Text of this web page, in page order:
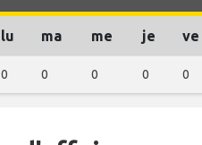
lu ma me je ve
0 0 0 0 0